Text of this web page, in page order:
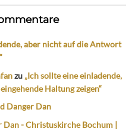
aber nicht auf die Antwort
zu „Ich sollte eine einladende,
Haltung zeigen“
Danger Dan
Dan - Christuskirche Bochum |